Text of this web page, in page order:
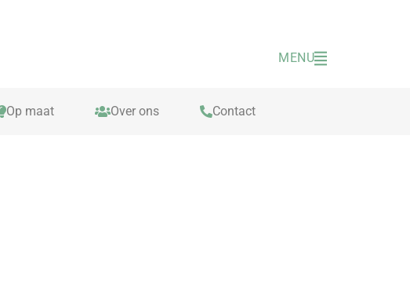
MENU
Op maat Over ons Contact